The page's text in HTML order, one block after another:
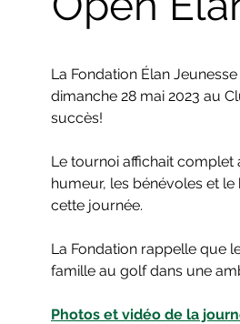
La Fondation Élan
dimanche 28 mai 2023 au
succès!
Le tournoi affichait complet
humeur, les bénévoles et
cette journée.
La Fondation rappelle que
famille au golf dans une
Photos et vidéo de la